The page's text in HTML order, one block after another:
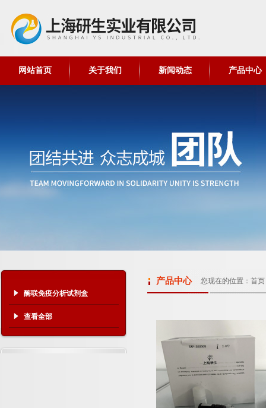
网站首页 关于我们 新闻动态 产品中心
酶联免疫分析试剂盒
查看全部
产品中心 您现在的位置： 首页